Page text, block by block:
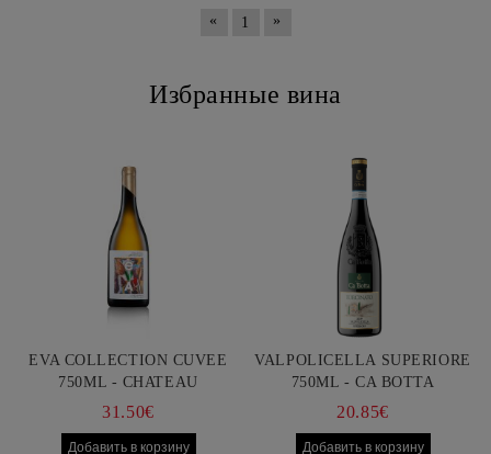
«
1 »
Избранные вина
EVA COLLECTION CUVEE
750ML - CHATEAU
BURGOZONE
31.50€
VALPOLICELLA SUPERIORE
750ML - CA BOTTA
20.85€